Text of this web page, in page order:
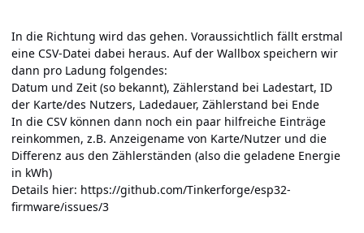
In die Richtung wird das gehen. Voraussichtlich fällt erstmal
eine CSV-Datei dabei heraus. Auf der Wallbox speichern wir
dann pro Ladung folgendes:
Datum und Zeit (so bekannt), Zählerstand bei Ladestart, ID
der Karte/des Nutzers, Ladedauer, Zählerstand bei Ende
In die CSV können dann noch ein paar hilfreiche Einträge
reinkommen, z.B. Anzeigename von Karte/Nutzer und die
Differenz aus den Zählerständen (also die geladene Energie
in kWh)
Details hier: https://github.com/Tinkerforge/esp32-
firmware/issues/3